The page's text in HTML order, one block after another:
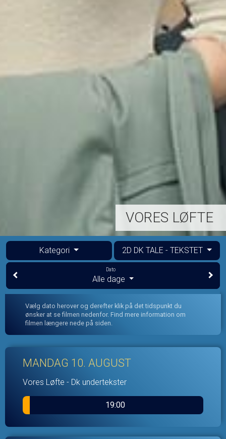
VORES LØFTE
Kategori 2D DK TALE - TEKSTET
Dato
Alle dage
Vælg dato herover og derefter klik på det tidspunkt du
ønsker at se filmen nedenfor. Find mere information om
filmen længere nede på siden.
MANDAG 10. AUGUST
Vores Løfte - Dk undertekster
19:00